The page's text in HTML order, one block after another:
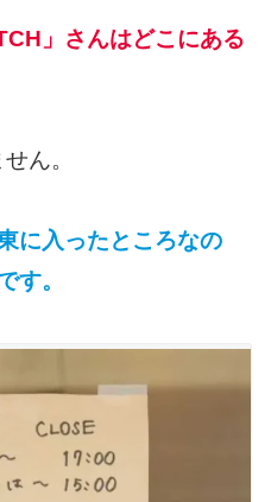
」さんはどこにある
ん。
に入ったところなの
す。